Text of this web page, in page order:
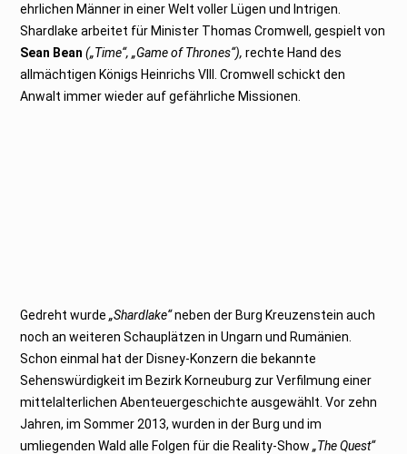
ehrlichen Männer in einer Welt voller Lügen und Intrigen.
Shardlake arbeitet für Minister Thomas Cromwell, gespielt von
Sean Bean („Time“, „Game of Thrones“), rechte Hand des
allmächtigen Königs Heinrichs VIII. Cromwell schickt den
Anwalt immer wieder auf gefährliche Missionen.
Gedreht wurde„Shardlake“neben der Burg Kreuzenstein auch
noch an weiteren Schauplätzen in Ungarn und Rumänien.
Schon einmal hat der Disney-Konzern die bekannte
Sehenswürdigkeit im Bezirk Korneuburg zur Verfilmung einer
mittelalterlichen Abenteuergeschichte ausgewählt. Vor zehn
Jahren, im Sommer 2013, wurden in der Burg und im
umliegenden Wald alle Folgen für die Reality-Show„The Quest“